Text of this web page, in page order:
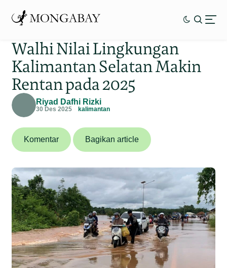
Walhi Nilai Lingkungan
Kalimantan Selatan Makin
Rentan pada 2025
Riyad Dafhi Rizki
30 Des 2025 kalimantan
Komentar Bagikan article